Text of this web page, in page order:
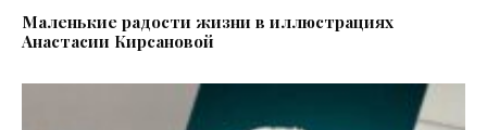
Маленькие радости жизни в иллюстрациях
Анастасии Кирсановой